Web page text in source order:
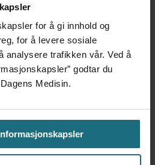
for å gi innhold og
for å levere sosiale
analysere trafikken vår. Ved å
godtar du
Medisin.
en grunnlov for
helsehjelp